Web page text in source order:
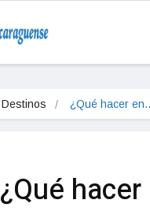
Destinos ¿Qué hacer
¿Qué